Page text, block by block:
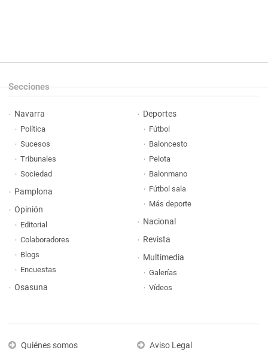
Secciones
Navarra
Política
Sucesos
Tribunales
Sociedad
Pamplona
Opinión
Editorial
Colaboradores
Blogs
Encuestas
Osasuna
Deportes
Fútbol
Baloncesto
Pelota
Balonmano
Fútbol sala
Más deporte
Nacional
Revista
Multimedia
Galerías
Vídeos
Quiénes somos Aviso Legal